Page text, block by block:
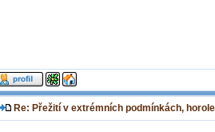
Re: Přežití v extrémních podmínkách,